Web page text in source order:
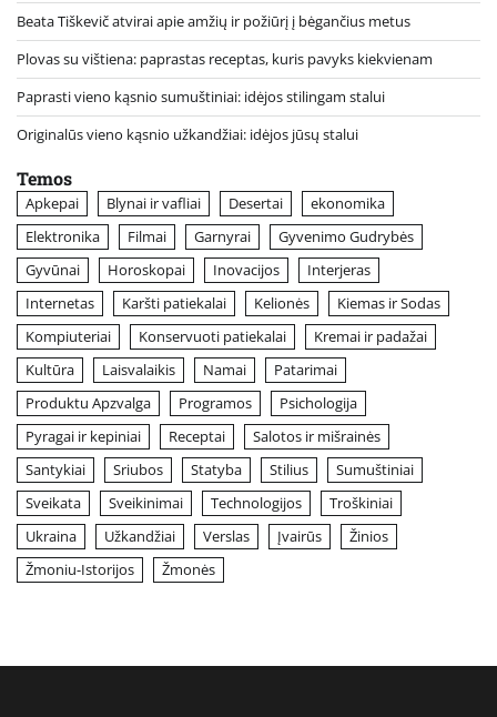
Beata Tiškevič atvirai apie amžių ir požiūrį į bėgančius metus
Plovas su vištiena: paprastas receptas, kuris pavyks kiekvienam
Paprasti vieno kąsnio sumuštiniai: idėjos stilingam stalui
Originalūs vieno kąsnio užkandžiai: idėjos jūsų stalui
Temos
Apkepai Blynai ir vafliai Desertai
ekonomika
Elektronika
Filmai Garnyrai
Gyvenimo Gudrybės
Gyvūnai
Horoskopai Inovacijos
Interjeras
Internetas
Karšti patiekalai Kelionės
Kiemas ir Sodas
Kompiuteriai
Konservuoti patiekalai
Kremai ir padažai
Kultūra
Laisvalaikis Namai
Patarimai
Produktu Apzvalga
Programos
Psichologija
Pyragai ir kepiniai
Receptai
Salotos ir mišrainės
Santykiai
Sriubos Statyba Stilius
Sumuštiniai
Sveikata
Sveikinimai Technologijos
Troškiniai
Ukraina
Užkandžiai Verslas Įvairūs
Žinios
Žmoniu-Istorijos
Žmonės